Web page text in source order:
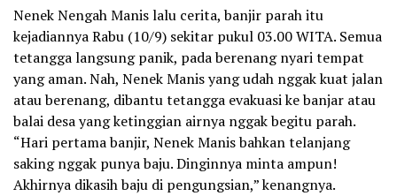
Nenek Nengah Manis lalu cerita, banjir parah itu
kejadiannya Rabu (10/9) sekitar pukul 03.00 WITA. Semua
tetangga langsung panik, pada berenang nyari tempat
yang aman. Nah, Nenek Manis yang udah nggak kuat jalan
atau berenang, dibantu tetangga evakuasi ke banjar atau
balai desa yang ketinggian airnya nggak begitu parah.
“Hari pertama banjir, Nenek Manis bahkan telanjang
saking nggak punya baju. Dinginnya minta ampun!
Akhirnya dikasih baju di pengungsian,” kenangnya.